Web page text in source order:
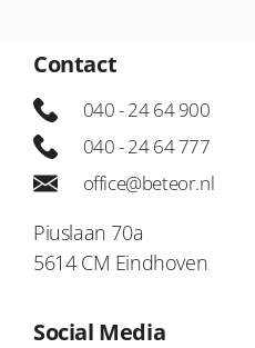
Contact
040 - 24 64 900
040 - 24 64 777
office@beteor.nl
Piuslaan 70a
5614 CM Eindhoven
Social Media